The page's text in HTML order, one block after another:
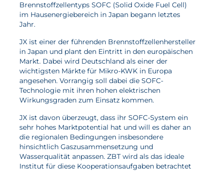
Mess- und Prüfverfahren
Beratung und Studien
Modellierung & Simulation
Karriere
Offene Stellen
Weiterentwicklung
Vorteile für Mitarbeiter:innen
Aktuelles
Neuigkeiten
Brennstoffzellentyps SOFC (Solid Oxide Fuel Cell)
im Hausenergiebereich in Japan begann letztes
Jahr.
JX ist einer der führenden Brennstoffzellenhersteller
in Japan und plant den Eintritt in den europäischen
Markt. Dabei wird Deutschland als einer der
wichtigsten Märkte für Mikro-KWK in Europa
angesehen. Vorrangig soll dabei die SOFC-
Technologie mit ihren hohen elektrischen
Wirkungsgraden zum Einsatz kommen.
JX ist davon überzeugt, dass ihr SOFC-System ein
sehr hohes Marktpotential hat und will es daher an
die regionalen Bedingungen insbesondere
hinsichtlich Gaszusammensetzung und
Wasserqualität anpassen. ZBT wird als das ideale
Institut für diese Kooperationsaufgaben betrachtet